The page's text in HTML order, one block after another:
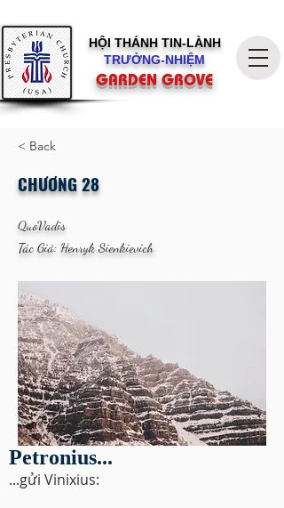
HỘI THÁNH TIN-LÀNH
TRƯỞNG-NHIỆM
GARDEN GROVE
< Back
CHƯƠNG 28
QuoVadis
Tác Giả: Henryk Sienkievich
Petronius...
...gửi Vinixius: